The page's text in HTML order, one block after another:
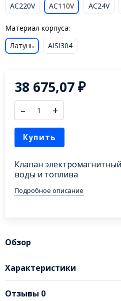
AC220V
AC110V AC24V
Материал корпуса:
Латунь
AISI304
38 675,07₽
– +
Купить
Клапан
воды и топлива
Подробное описание
Обзор
Характеристики
Отзывы 0